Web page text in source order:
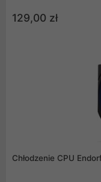
designem.
przykręcaną
wtopienie się w
129,00 zł
Chłodzenie CPU